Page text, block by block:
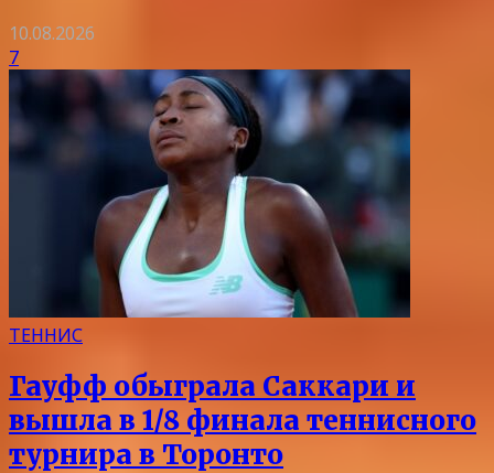
10.08.2026
7
ТЕННИС
Гауфф обыграла Саккари и
вышла в 1/8 финала теннисного
турнира в Торонто